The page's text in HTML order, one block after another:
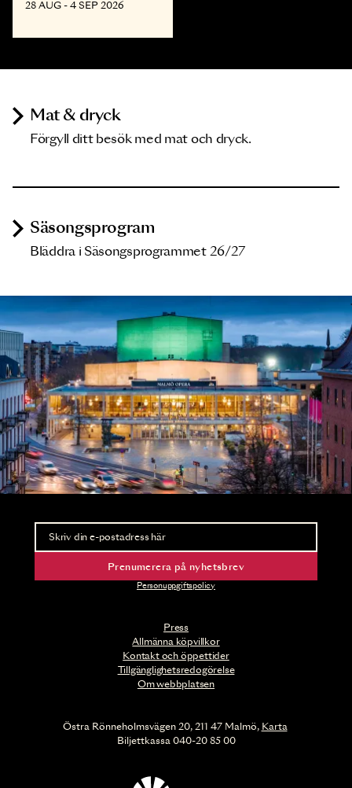
28 AUG - 4 SEP 2026
Mat & dryck
Förgyll ditt besök med mat och dryck.
Säsongsprogram
Bläddra i Säsongsprogrammet 26/27
Press
Allmänna köpvillkor
Kontakt och öppettider
Tillgänglighetsredogörelse
Om webbplatsen
Nyhetsbrev
Ta del av förhandsinformation och biljettsläpp.
Prenumerera på nyhetsbrev
Personuppgiftspolicy
Östra Rönneholmsvägen 20, 211 47 Malmö, Karta
Biljettkassa 040-20 85 00